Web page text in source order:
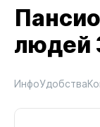
людей
ИнфоУдобства